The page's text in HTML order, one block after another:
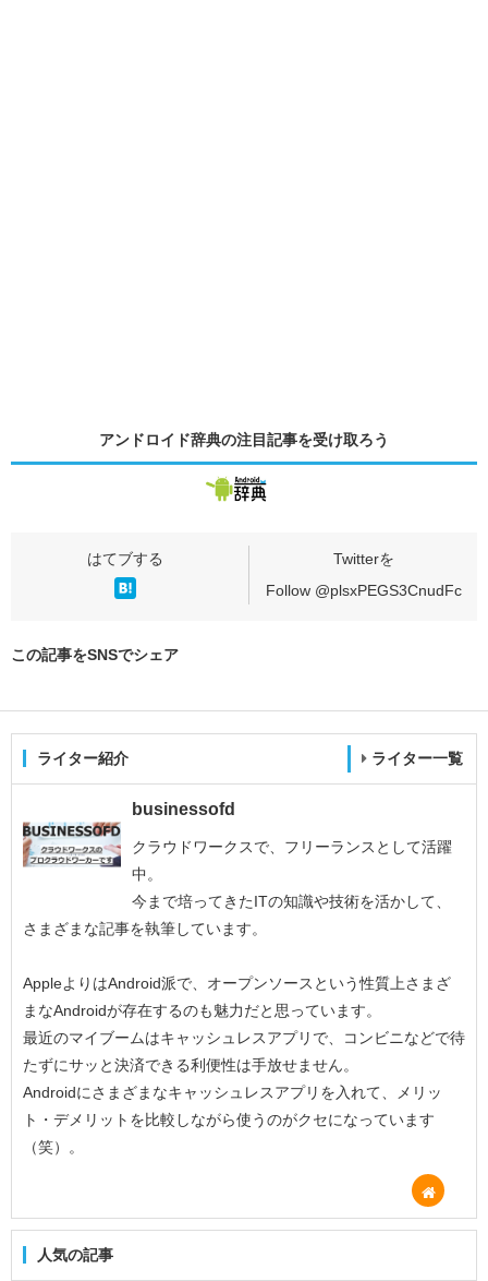
アンドロイド辞典の注目記事を受け取ろう
Follow @plsxPEGS3CnudFc
この記事をSNSでシェア
ライター紹介 ライター一覧
businessofd
クラウドワークスで、フリーランスとして活躍
中。
今まで培ってきたITの知識や技術を活かして、
さまざまな記事を執筆しています。
AppleよりはAndroid派で、オープンソースという性質上さまざ
まなAndroidが存在するのも魅力だと思っています。
最近のマイブームはキャッシュレスアプリで、コンビニなどで待
たずにサッと決済できる利便性は手放せません。
Androidにさまざまなキャッシュレスアプリを入れて、メリッ
ト・デメリットを比較しながら使うのがクセになっています
（笑）。
人気の記事